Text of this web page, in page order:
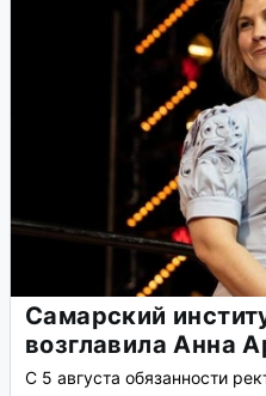
Самарский
возглавила Анна
С 5 августа обязанности